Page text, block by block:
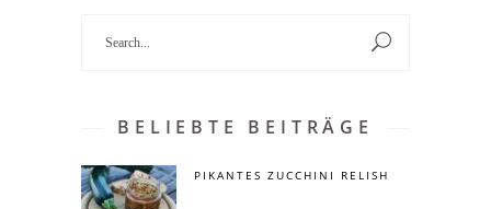
BELIEBTE BEITRÄGE
PIKANTES ZUCCHINI RELISH